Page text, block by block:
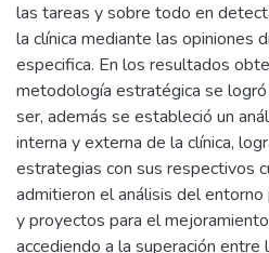
las tareas y sobre todo en
la clínica mediante las opiniones
especifica. En los resultados
metodología estratégica se
ser, además se estableció un
interna y externa de la clínica,
estrategias con sus respectivos
admitieron el análisis del
y proyectos para el
accediendo a la superación